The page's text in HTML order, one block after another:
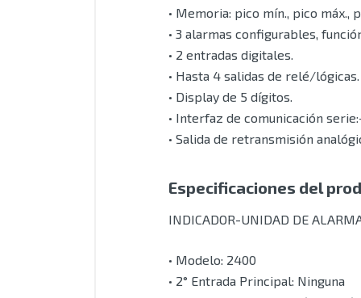
• Memoria: pico mín., pico máx.,
• 3 alarmas configurables,
• 2 entradas digitales.
• Hasta 4 salidas de relé/lógicas.
• Display de 5 dígitos.
• Interfaz de comunicación
• Salida de retransmisión
Especificaciones del
INDICADOR-UNIDAD DE
• Modelo: 2400
• 2° Entrada Principal: Ninguna